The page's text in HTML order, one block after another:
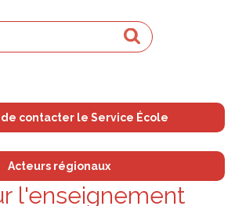
de contacter le Service École
Acteurs régionaux
l'en­sei­gne­ment